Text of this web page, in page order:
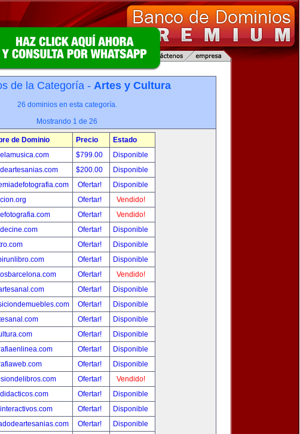
de la Categoría - Artes y Cultura
26 dominios en esta categoría.
Mostrando 1 de 26
de Dominio Precio
Estado
$799.00
Disponible
$200.00
Disponible
Ofertar!
Disponible
Ofertar!
Vendido!
Ofertar!
Vendido!
Ofertar!
Disponible
Ofertar!
Disponible
Ofertar!
Disponible
Ofertar!
Vendido!
Ofertar!
Disponible
Ofertar!
Disponible
Ofertar!
Disponible
Ofertar!
Disponible
Ofertar!
Disponible
Ofertar!
Disponible
Ofertar!
Vendido!
Ofertar!
Disponible
Ofertar!
Disponible
Ofertar!
Disponible